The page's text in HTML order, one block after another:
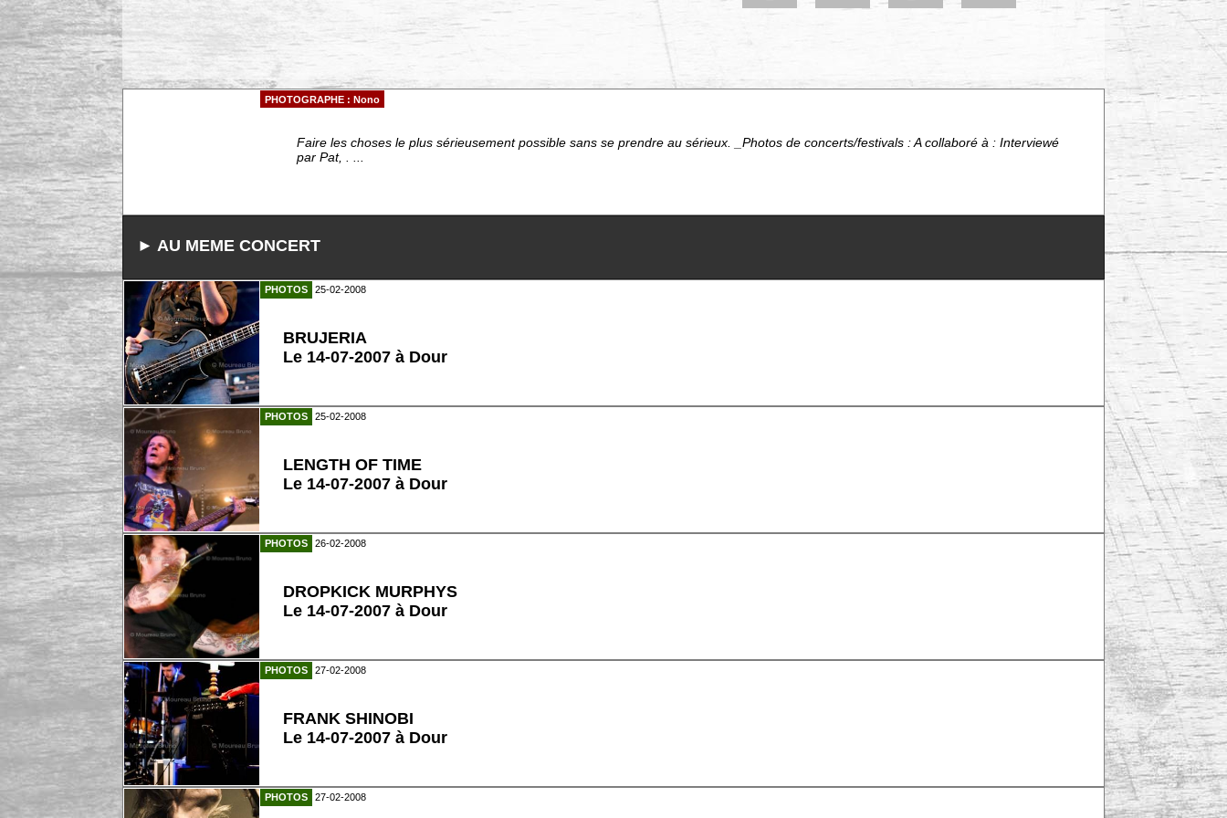
PHOTOGRAPHE : Nono
Faire les choses le plus sérieusement possible sans se prendre au sérieux. _Photos de concerts/festivals : A collaboré à : Interviewé
par Pat, . ...
► AU MEME CONCERT
PHOTOS 25-02-2008
BRUJERIA
Le 14-07-2007 à Dour
PHOTOS 25-02-2008
LENGTH OF TIME
Le 14-07-2007 à Dour
PHOTOS 26-02-2008
DROPKICK MURPHYS
Le 14-07-2007 à Dour
PHOTOS 27-02-2008
FRANK SHINOBI
Le 14-07-2007 à Dour
PHOTOS 27-02-2008